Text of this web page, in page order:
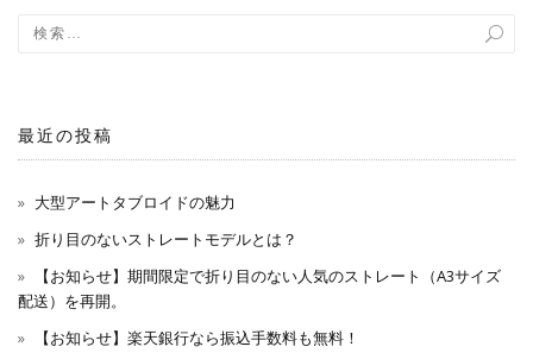
ン
最近の投稿
大型アートタブロイドの魅力
折り目のないストレートモデルとは？
【お知らせ】期間限定で折り目のない人気のストレート（A3サイズ
配送）を再開。
【お知らせ】楽天銀行なら振込手数料も無料！